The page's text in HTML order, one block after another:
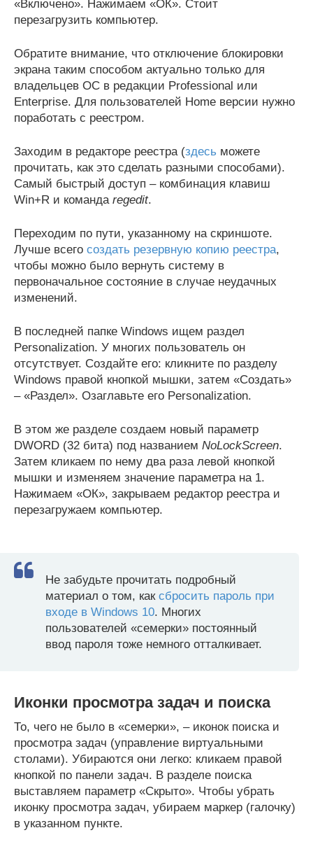
«Включено». Нажимаем «ОК». Стоит
перезагрузить компьютер.
Обратите внимание, что отключение блокировки
экрана таким способом актуально только для
владельцев ОС в редакции Professional или
Enterprise. Для пользователей Home версии нужно
поработать с реестром.
Заходим в редакторе реестра (здесь можете
прочитать, как это сделать разными способами).
Самый быстрый доступ – комбинация клавиш
Win+R и команда regedit.
Переходим по пути, указанному на скриншоте.
Лучше всего создать резервную копию реестра,
чтобы можно было вернуть систему в
первоначальное состояние в случае неудачных
изменений.
В последней папке Windows ищем раздел
Personalization. У многих пользователь он
отсутствует. Создайте его: кликните по разделу
Windows правой кнопкой мышки, затем «Создать»
– «Раздел». Озаглавьте его Personalization.
В этом же разделе создаем новый параметр
DWORD (32 бита) под названием NoLockScreen.
Затем кликаем по нему два раза левой кнопкой
мышки и изменяем значение параметра на 1.
Нажимаем «ОК», закрываем редактор реестра и
перезагружаем компьютер.
Не забудьте прочитать подробный
материал о том, как сбросить пароль при
входе в Windows 10. Многих
пользователей «семерки» постоянный
ввод пароля тоже немного отталкивает.
Иконки просмотра задач и поиска
То, чего не было в «семерки», – иконок поиска и
просмотра задач (управление виртуальными
столами). Убираются они легко: кликаем правой
кнопкой по панели задач. В разделе поиска
выставляем параметр «Скрыто». Чтобы убрать
иконку просмотра задач, убираем маркер (галочку)
в указанном пункте.